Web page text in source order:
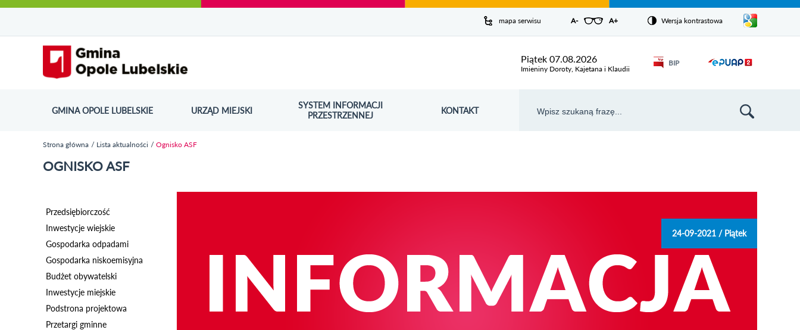
do
strony
do
menu
wyszukiwarki
ścieżki
nawigacyjnej
kategorii
aktualności
do
kalendarza
wydarzeń
do
galerii
do
stopki
mapa serwisu A-pomniejsz czcionkę
Zresetuj czcionkę
A+ powiększ czcionkęWersja kontrastowa
Pokaż/ukryj
listę
języków
Piątek 07.08.2026
Imieniny Doroty, Kajetana i Klaudii
BIPOdnośnik
GMINA OPOLE LUBELSKIE URZĄD MIEJSKI
SYSTEM INFORMACJI
PRZESTRZENNEJ
ODNOŚNIK OTWORZY SIĘ W NOWYM OKNIE KONTAKT
Strona główna Lista aktualności Ognisko ASF
OGNISKO ASF
Przedsiębiorczość
Inwestycje wiejskie
Gospodarka odpadami
Gospodarka niskoemisyjna
Budżet obywatelski
Inwestycje miejskie
Podstrona projektowa
Przetargi gminne
24-09-2021 / Piątek